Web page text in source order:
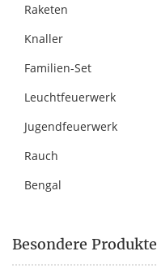
Raketen
Knaller
Familien-Set
Leuchtfeuerwerk
Jugendfeuerwerk
Rauch
Bengal
Besondere Produkte